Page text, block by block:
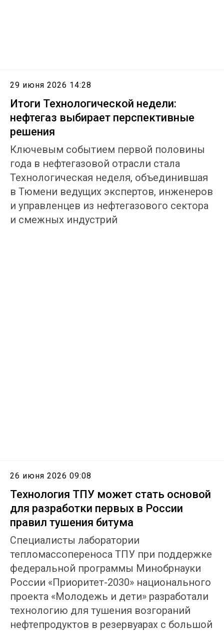
29 июня 2026 14:28
Итоги Технологической недели:
нефтегаз выбирает перспективные
решения
Ключевым событием первой половины
года в нефтегазовой отрасли стала
Технологическая неделя, объединившая
в Тюмени ведущих экспертов, инженеров
и управленцев из нефтегазового сектора
и смежных индустрий
26 июня 2026 09:08
Технология ТПУ может стать основой
для разработки первых в России
правил тушения битума
Специалисты лаборатории
тепломассопереноса ТПУ при поддержке
федеральной программы Минобрнауки
России «Приоритет-2030» национального
проекта «Молодежь и дети» разработали
технологию для тушения возгораний
нефтепродуктов в резервуарах с большой